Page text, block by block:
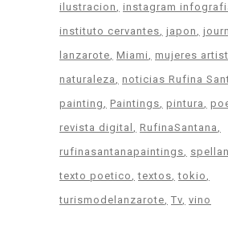
ilustracion
instagram
instituto cervantes japon
lanzarote Miami mujeres
naturaleza
noticias Rufina
painting
Paintings pintura
revista digital
RufinaSantana
rufinasantanapaintings
texto poetico
textos tokio
turismodelanzarote Tv vino